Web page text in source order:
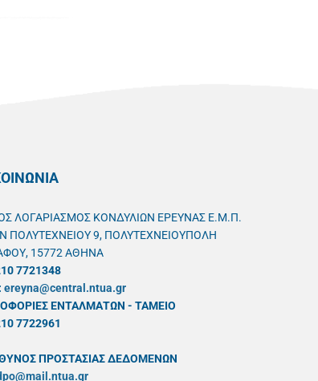
ΛΟΓΑΡΙΑΣΜΟΣ ΚΟΝΔΥΛΙΩΝ ΕΡΕΥΝΑΣ Ε.Μ.Π.
ΠΟΛΥΤΕΧΝΕΙΟΥ 9, ΠΟΛΥΤΕΧΝΕΙΟΥΠΟΛΗ
15772 ΑΘΗΝΑ
7721348
ereyna@central.ntua.gr
ΕΝΤΑΛΜΑΤΩΝ - ΤΑΜΕΙΟ
7722961
ΠΡΟΣΤΑΣΙΑΣ ΔΕΔΟΜΕΝΩΝ